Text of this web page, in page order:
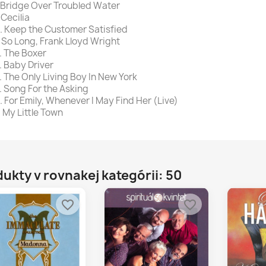
Over Troubled Water
Keep the Customer Satisfied
So Long, Frank Lloyd Wright
The Boxer
Baby Driver
The Only Living Boy In New York
Song For the Asking
For Emily, Whenever I May Find Her (Live)
My Little Town
v rovnakej kategórii: 50
favorite_border favorite_border